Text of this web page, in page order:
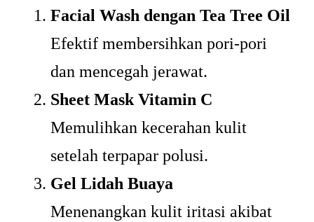
Facial Wash dengan Tea Tree Oil
Efektif membersihkan pori-pori
dan mencegah jerawat.
Sheet Mask Vitamin C
Memulihkan kecerahan kulit
setelah terpapar polusi.
Gel Lidah Buaya
Menenangkan kulit iritasi akibat